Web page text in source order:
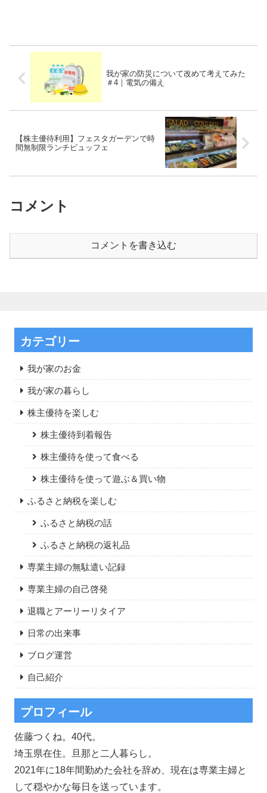
我が家の防災について改めて考えてみた
＃4｜電気の備え
【株主優待利用】フェスタガーデンで時
間無制限ランチビュッフェ
コメント
コメントを書き込む
カテゴリー
我が家のお金
我が家の暮らし
株主優待を楽しむ
株主優待到着報告
株主優待を使って食べる
株主優待を使って遊ぶ＆買い物
ふるさと納税を楽しむ
ふるさと納税の話
ふるさと納税の返礼品
専業主婦の無駄遣い記録
専業主婦の自己啓発
退職とアーリーリタイア
日常の出来事
ブログ運営
自己紹介
プロフィール
佐藤つくね。40代。
埼玉県在住。旦那と二人暮らし。
2021年に18年間勤めた会社を辞め、現在は専業主婦と
して穏やかな毎日を送っています。